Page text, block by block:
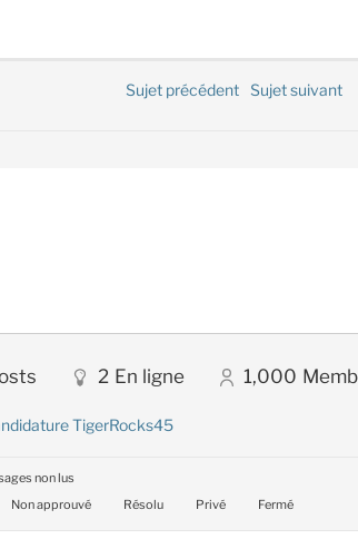
Sujet précédent Sujet suivant
2 En ligne 1,000
TigerRocks45
non lus
Non approuvé Résolu Privé Fermé